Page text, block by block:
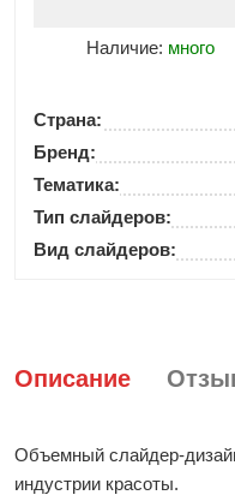
Наличие: много
Страна:
Бренд:
Тематика:
Тип слайдеров:
Вид слайдеров:
Описание
Объемный слайдер-
индустрии красоты.